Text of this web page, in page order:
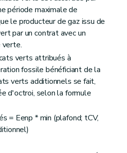
période maximale de
le producteur de gaz issu de
par un contrat avec un
verts attribués à
fossile bénéficiant de la
verts additionnels se fait,
d'octroi, selon la formule
= Eenp * min (plafond; tCV,